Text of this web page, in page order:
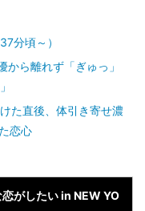
分頃～）
から離れず「ぎゅっ」
た直後、体引き寄せ濃
恋心
がしたい in NEW YO